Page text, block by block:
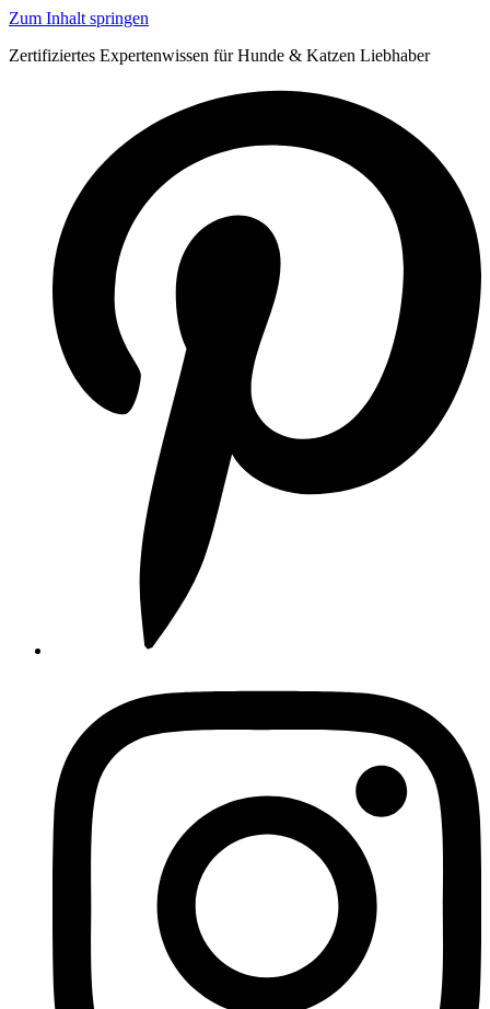
Zum Inhalt springen
Zertifiziertes Expertenwissen für Hunde & Katzen Liebhaber